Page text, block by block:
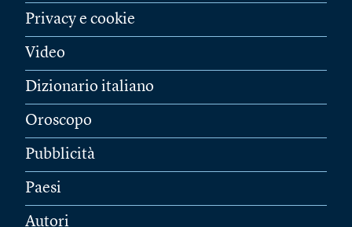
Privacy e cookie
Video
Dizionario italiano
Oroscopo
Pubblicità
Paesi
Autori